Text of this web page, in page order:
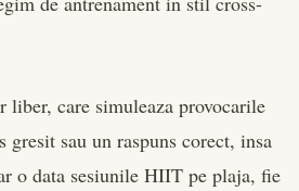
care simuleaza provocarile
gresit sau un raspuns corect, insa
o data sesiunile HIIT pe plaja, fie